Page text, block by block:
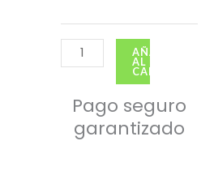
Gris
cantidad
AÑADIR
AL
CARRITO
Pago seguro
garantizado